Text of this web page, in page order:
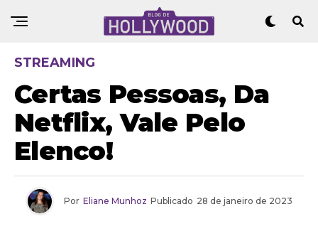
STREAMING
Certas Pessoas, Da
Netflix, Vale Pelo
Elenco!
Por Eliane Munhoz Publicado 28 de janeiro de 2023